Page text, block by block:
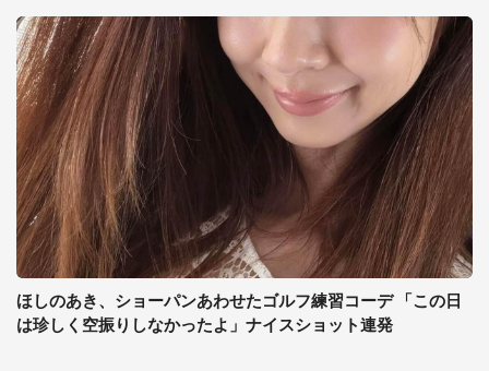
ほしのあき、ショーパンあわせたゴルフ練習コーデ 「この日
は珍しく空振りしなかったよ」ナイスショット連発